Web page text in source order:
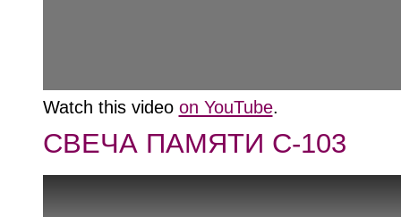
Watch this video on YouTube.
СВЕЧА ПАМЯТИ С-103